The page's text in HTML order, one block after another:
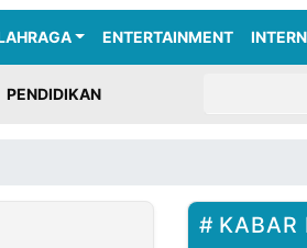
ENTERTAINMENT
PENDIDIKAN
KABAR